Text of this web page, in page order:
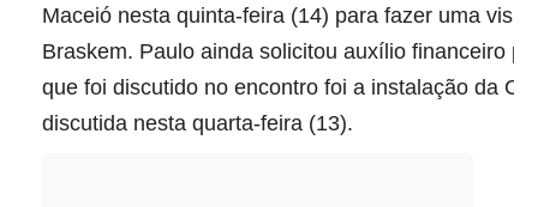
Maceió nesta quinta-feira (14) para fazer uma
Braskem. Paulo ainda solicitou auxílio financeiro
que foi discutido no encontro foi a instalação da
discutida nesta quarta-feira (13).